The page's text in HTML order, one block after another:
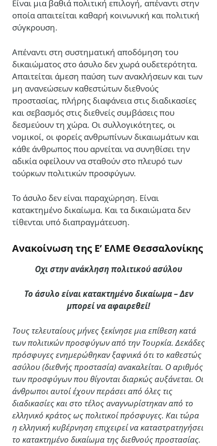
Είναι μια βαθιά πολιτική επιλογή, απέναντι στην
οποία απαιτείται καθαρή κοινωνική και πολιτική
σύγκρουση.
Απέναντι στη συστηματική αποδόμηση του
δικαιώματος στο άσυλο δεν χωρά ουδετερότητα.
Απαιτείται άμεση παύση των ανακλήσεων και των
μη ανανεώσεων καθεστώτων διεθνούς
προστασίας, πλήρης διαφάνεια στις διαδικασίες
και σεβασμός στις διεθνείς συμβάσεις που
δεσμεύουν τη χώρα. Οι συλλογικότητες, οι
νομικοί, οι φορείς ανθρωπίνων δικαιωμάτων και
κάθε άνθρωπος που αρνείται να συνηθίσει την
αδικία οφείλουν να σταθούν στο πλευρό των
τούρκων πολιτικών προσφύγων.
Το άσυλο δεν είναι παραχώρηση. Είναι
κατακτημένο δικαίωμα. Και τα δικαιώματα δεν
τίθενται υπό διαπραγμάτευση.
Ανακοίνωση της Ε’ ΕΛΜΕ Θεσσαλονίκης
Οχι στην ανάκληση πολιτικού ασύλου
Το άσυλο είναι κατακτημένο δικαίωμα – Δεν
μπορεί να αφαιρεθεί!
Τους τελευταίους μήνες ξεκίνησε μια επίθεση κατά
των πολιτικών προσφύγων από την Τουρκία. Δεκάδες
πρόσφυγες ενημερώθηκαν ξαφνικά ότι το καθεστώς
ασύλου (διεθνής προστασία) ανακαλείται. Ο αριθμός
των προσφύγων που θίγονται διαρκώς αυξάνεται. Οι
άνθρωποι αυτοί έχουν περάσει από όλες τις
διαδικασίες και στο τέλος αναγνωρίστηκαν από το
ελληνικό κράτος ως πολιτικοί πρόσφυγες. Και τώρα
η ελληνική κυβέρνηση επιχειρεί να καταστρατηγήσει
το κατακτημένο δικαίωμα της διεθνούς προστασίας.